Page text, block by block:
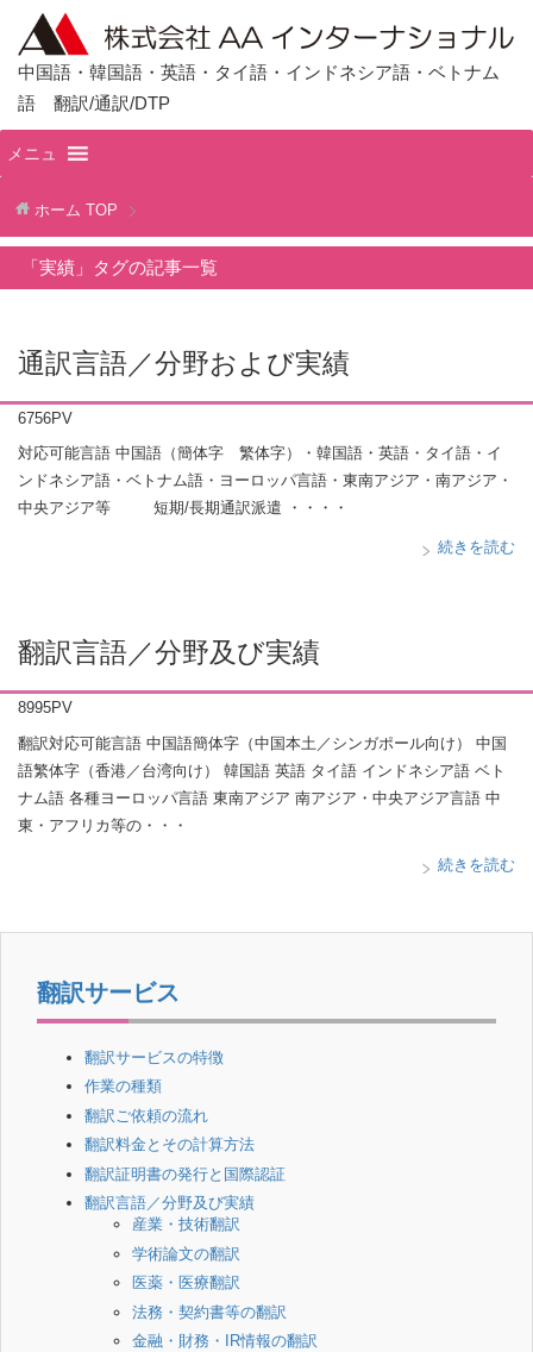
中国語・韓国語・英語・タイ語・インドネシア語・ベトナム
語 翻訳/通訳/DTP
メニュ
ホーム TOP
「実績」タグの記事一覧
通訳言語／分野および実績
6756PV
対応可能言語 中国語（簡体字 繁体字）・韓国語・英語・タイ語・イ
ンドネシア語・ベトナム語・ヨーロッパ言語・東南アジア・南アジア・
中央アジア等 短期/長期通訳派遣 ・・・・
続きを読む
翻訳言語／分野及び実績
8995PV
翻訳対応可能言語 中国語簡体字（中国本土／シンガポール向け） 中国
語繁体字（香港／台湾向け） 韓国語 英語 タイ語 インドネシア語 ベト
ナム語 各種ヨーロッパ言語 東南アジア 南アジア・中央アジア言語 中
東・アフリカ等の・・・
続きを読む
翻訳サービス
翻訳サービスの特徴
作業の種類
翻訳ご依頼の流れ
翻訳料金とその計算方法
翻訳証明書の発行と国際認証
翻訳言語／分野及び実績
産業・技術翻訳
学術論文の翻訳
医薬・医療翻訳
法務・契約書等の翻訳
金融・財務・IR情報の翻訳